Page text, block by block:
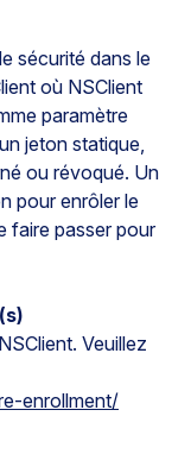
sécurité dans le
où NSClient
paramètre
jeton statique,
ou révoqué. Un
pour enrôler le
faire passer pour
Veuillez
enrollment/